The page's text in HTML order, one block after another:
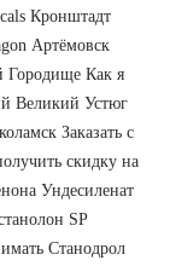
Кронштадт
Артёмовск
Городище Как я
Великий Устюг
Заказать с
скидку на
Ундесиленат
SP
Станодрол